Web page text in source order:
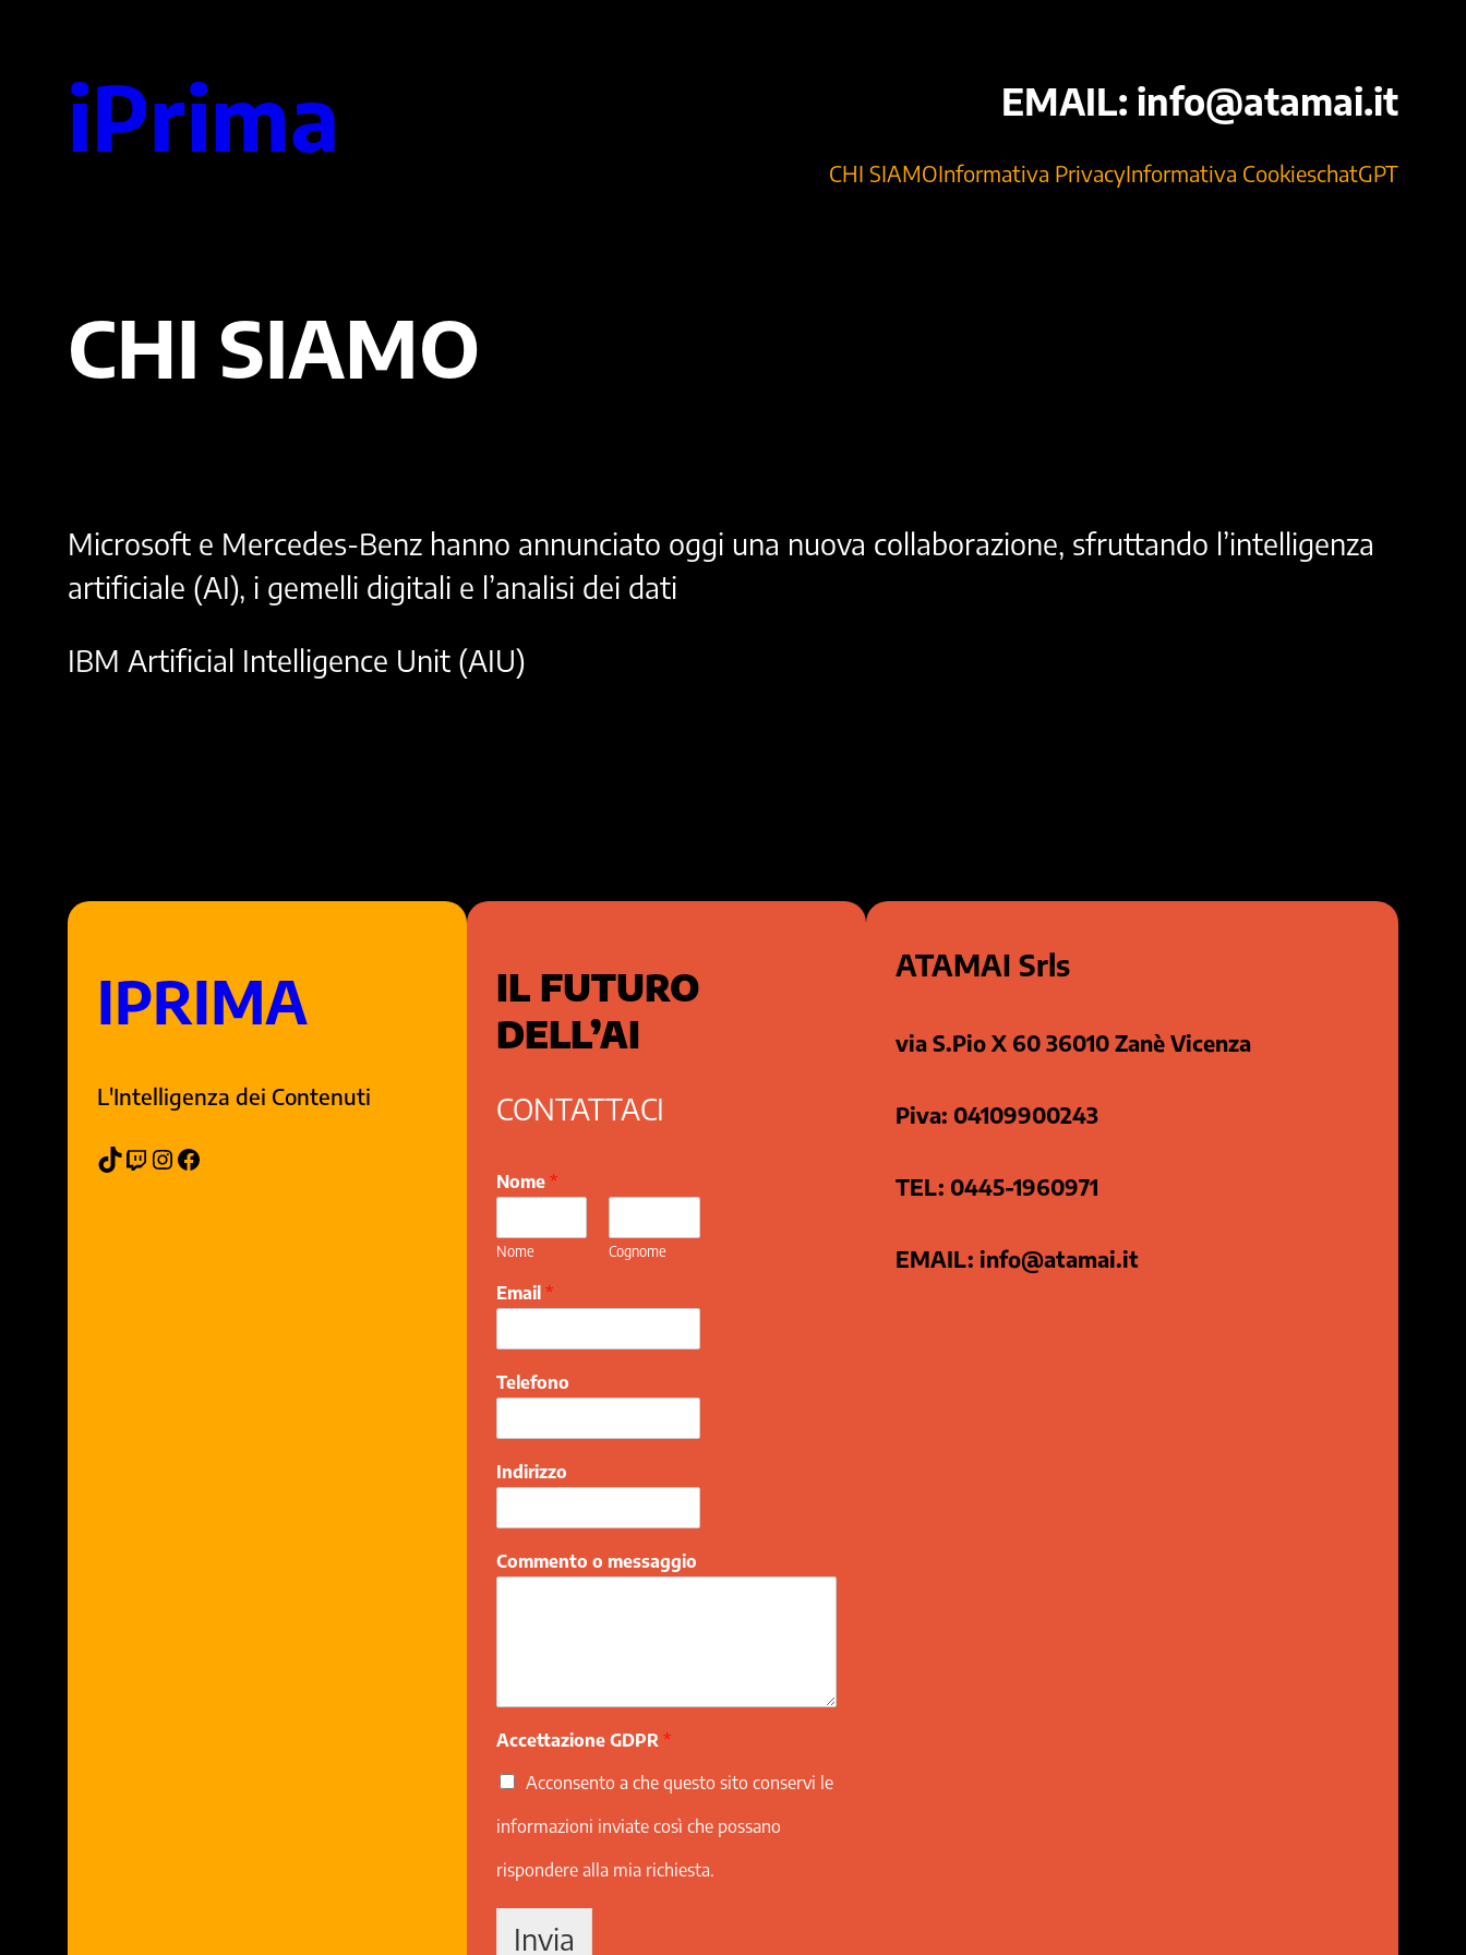
contenuto
iPrima EMAIL: info@atamai.it
CHI SIAMOInformativa PrivacyInformativa CookieschatGPT
CHI SIAMO
Microsoft e Mercedes-Benz hanno annunciato oggi una nuova collaborazione, sfruttando l’intelligenza
artificiale (AI), i gemelli digitali e l’analisi dei dati
IBM Artificial Intelligence Unit (AIU)
IPRIMA
L'Intelligenza dei Contenuti
TikTok Twitch Instagram Facebook
IL FUTURO
DELL’AI
CONTATTACI
Nome *
Nome Cognome
Email *
Telefono
Indirizzo
Commento o messaggio
Accettazione GDPR *
Acconsento a che questo sito conservi le
informazioni inviate così che possano
rispondere alla mia richiesta.
Invia
ATAMAI Srls
via S.Pio X 60 36010 Zanè Vicenza
Piva: 04109900243
TEL: 0445-1960971
EMAIL: info@atamai.it